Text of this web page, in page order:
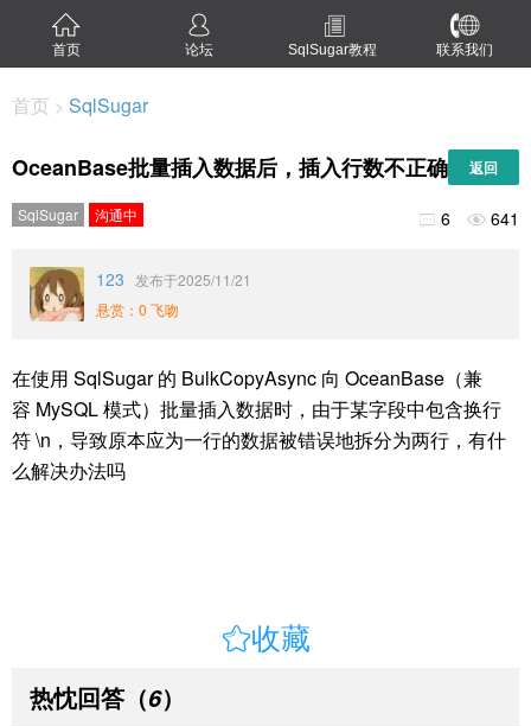
首页 论坛 SqlSugar教程 联系我们
首页 > SqlSugar
OceanBase批量插入数据后，插入行数不正确 返回
SqlSugar 沟通中  6  641
123
发布于2025/11/21
悬赏：0 飞吻
在使用 SqlSugar 的 BulkCopyAsync 向 OceanBase（兼
容 MySQL 模式）批量插入数据时，由于某字段中包含换行
符 \n，导致原本应为一行的数据被错误地拆分为两行，有什
么解决办法吗
收藏
热忱回答 （6）